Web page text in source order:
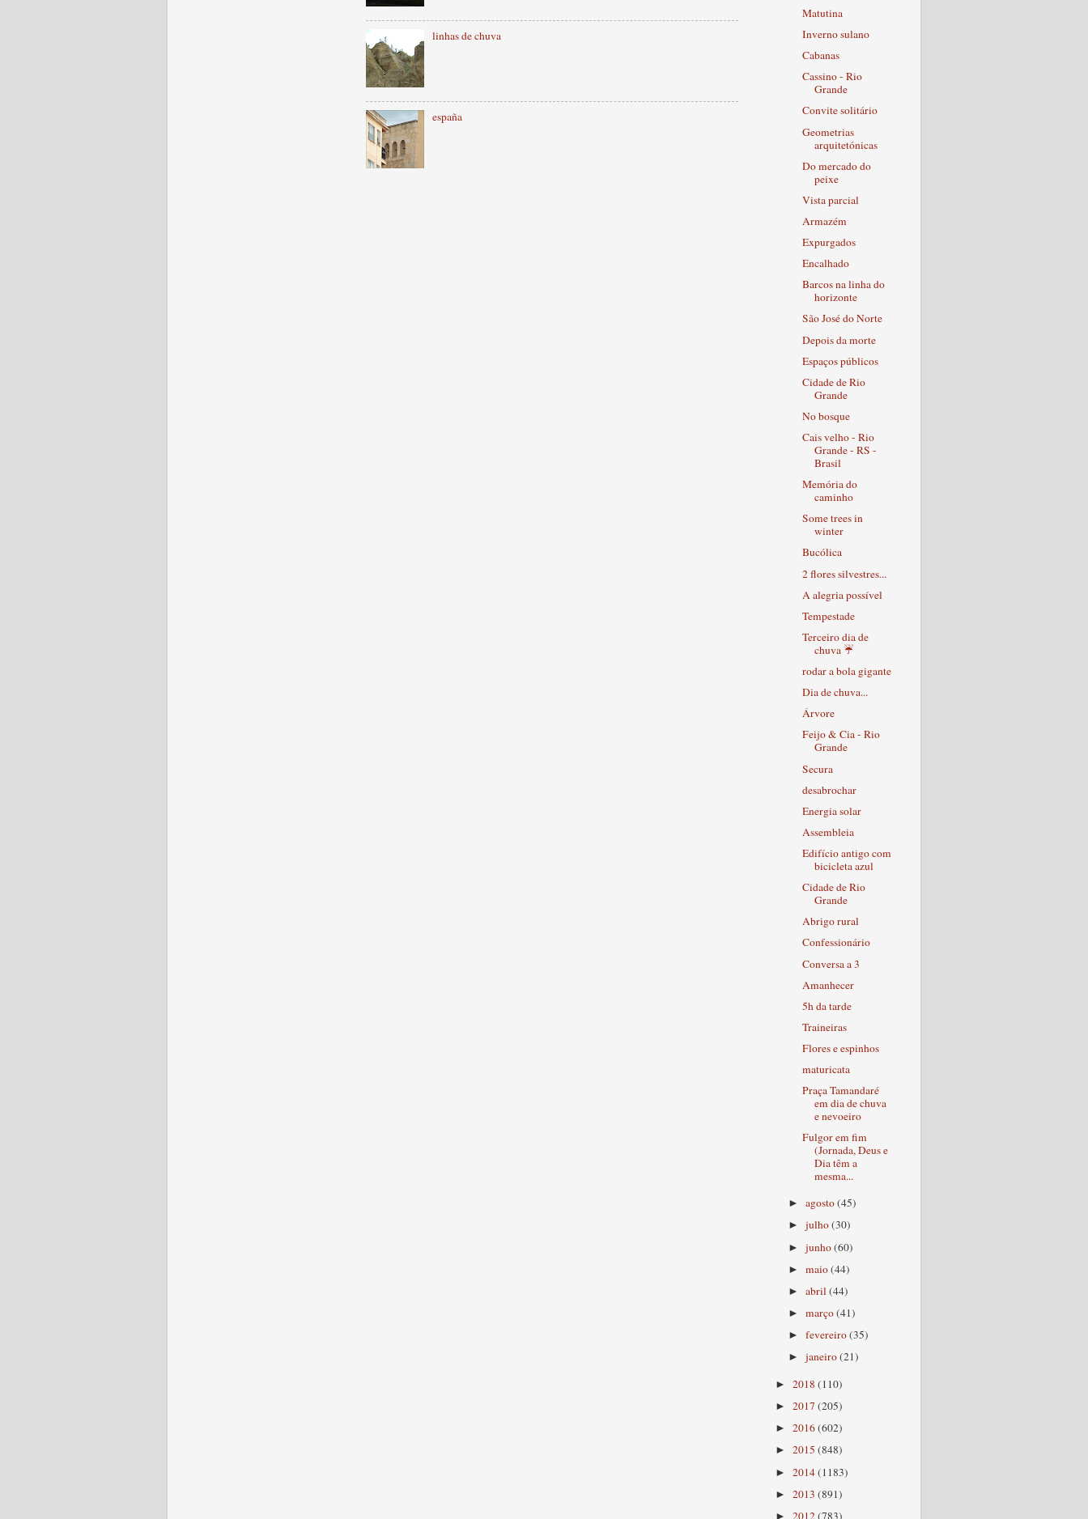
linhas de chuva
españa
Matutina
Inverno sulano
Cabanas
Cassino - Rio
Grande
Convite solitário
Geometrias
arquitetónicas
Do mercado do
peixe
Vista parcial
Armazém
Expurgados
Encalhado
Barcos na linha do
horizonte
São José do Norte
Depois da morte
Espaços públicos
Cidade de Rio
Grande
No bosque
Cais velho - Rio
Grande - RS -
Brasil
Memória do
caminho
Some trees in
winter
Bucólica
2 flores silvestres...
A alegria possível
Tempestade
Terceiro dia de
chuva ☔
rodar a bola gigante
Dia de chuva...
Árvore
Feijo & Cia - Rio
Grande
Secura
desabrochar
Energia solar
Assembleia
Edifício antigo com
bicicleta azul
Cidade de Rio
Grande
Abrigo rural
Confessionário
Conversa a 3
Amanhecer
5h da tarde
Traineiras
Flores e espinhos
maturicata
Praça Tamandaré
em dia de chuva
e nevoeiro
Fulgor em fim
(Jornada, Deus e
Dia têm a
mesma...
►agosto(45)
►julho(30)
►junho(60)
►maio(44)
►abril(44)
►março(41)
►fevereiro(35)
►janeiro(21)
► 2018 (110)
► 2017 (205)
► 2016(602)
► 2015 (848)
► 2014(1183)
► 2013 (891)
► 2012(783)